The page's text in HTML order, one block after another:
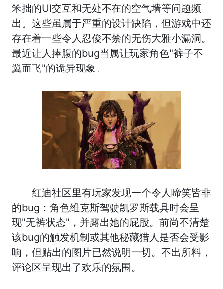
笨拙的UI交互和无处不在的空气墙等问题频
出。这些虽属于严重的设计缺陷，但游戏中还
存在着一些令人忍俊不禁的无伤大雅小漏洞。
最近让人捧腹的bug当属让玩家角色"裤子不
翼而飞"的诡异现象。
红迪社区里有玩家发现一个令人啼笑皆非
的bug：角色维克斯驾驶凯罗斯载具时会呈
现"无裤状态"，并露出她的屁股。前尚不清楚
该bug的触发机制或其他秘藏猎人是否会受影
响，但贴出的图片已然说明一切。不出所料，
评论区呈现出了欢乐的氛围。